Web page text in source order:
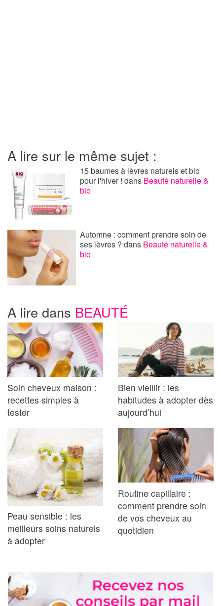
A lire sur le même sujet :
15 baumes à lèvres naturels et bio
pour l'hiver !dans Beauté naturelle &
bio
Automne : comment prendre soin de
ses lèvres ?dans Beauté naturelle &
bio
A lire dans BEAUTÉ
Soin cheveux maison :
recettes simples à
tester
Bien vieillir : les
habitudes à adopter dès
aujourd’hui
Peau sensible : les
meilleurs soins naturels
à adopter
Routine capillaire :
comment prendre soin
de vos cheveux au
quotidien